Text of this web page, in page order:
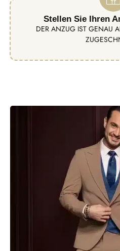
Stellen Sie Ihren
DER ANZUG IST GENAU